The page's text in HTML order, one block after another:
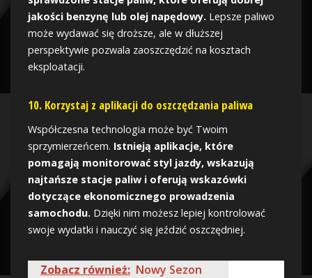
jakości benzynę lub olej napędowy. Lepsze paliwo
może wydawać się droższe, ale w dłuższej
perspektywie pozwala zaoszczędzić na kosztach
eksploatacji.
10. Korzystaj z aplikacji do oszczędzania paliwa
Współczesna technologia może być Twoim
sprzymierzeńcem. Istnieją aplikacje, które
pomagają monitorować styl jazdy, wskazują
najtańsze stacje paliw i oferują wskazówki
dotyczące ekonomicznego prowadzenia
samochodu. Dzięki nim możesz lepiej kontrolować
swoje wydatki i nauczyć się jeździć oszczędniej.
Zobacz również: Nowy Sezon